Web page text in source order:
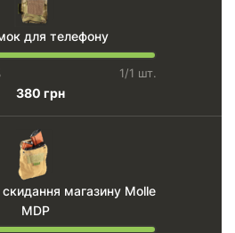
для телефону
1/1 шт.
380 грн
магазину Molle
MDP